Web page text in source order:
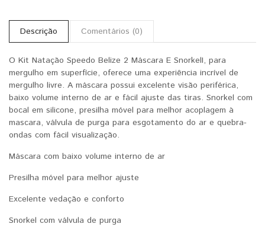
Descrição Comentários (0)
O Kit Natação Speedo Belize 2 Máscara E SnorkelI, para
mergulho em superfície, oferece uma experiência incrível de
mergulho livre. A máscara possui excelente visão periférica,
baixo volume interno de ar e fácil ajuste das tiras. Snorkel com
bocal em silicone, presilha móvel para melhor acoplagem à
mascara, válvula de purga para esgotamento do ar e quebra-
ondas com fácil visualização.
Máscara com baixo volume interno de ar
Presilha móvel para melhor ajuste
Excelente vedação e conforto
Snorkel com válvula de purga